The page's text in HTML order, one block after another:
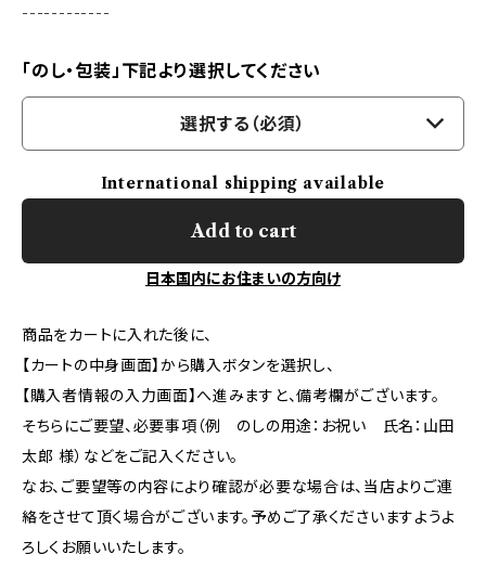
------------
「のし・包装」下記より選択してください
選択する（必須）
International shipping available
Add to cart
日本国内にお住まいの方向け
商品をカートに入れた後に、
【カートの中身画面】から購入ボタンを選択し、
【購入者情報の入力画面】へ進みますと、備考欄がございます。
そちらにご要望、必要事項（例 のしの用途：お祝い 氏名：山田
太郎 様）などをご記入ください。
なお、ご要望等の内容により確認が必要な場合は、当店よりご連
絡をさせて頂く場合がございます。予めご了承くださいますようよ
ろしくお願いいたします。